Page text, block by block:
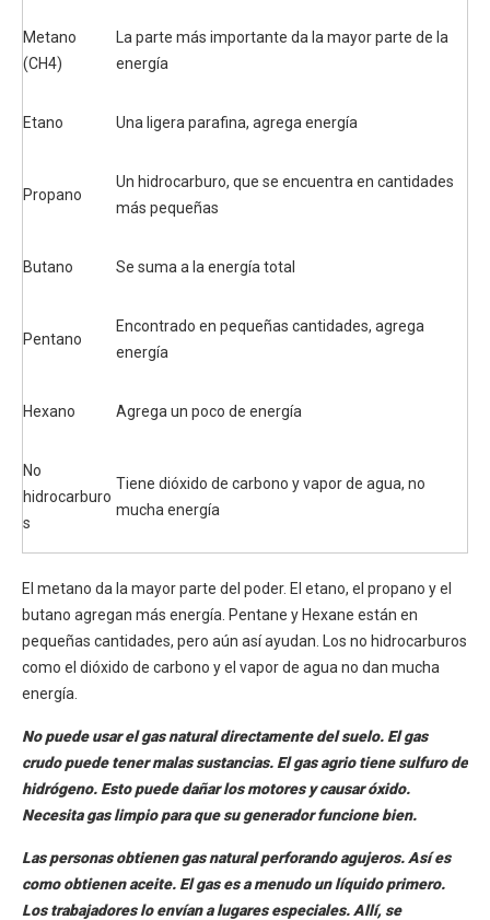
Metano
(CH4)
La parte más importante da la mayor parte de la
energía
Etano Una ligera parafina, agrega energía
Propano
Un hidrocarburo, que se encuentra en cantidades
más pequeñas
Butano Se suma a la energía total
Pentano
Encontrado en pequeñas cantidades, agrega
energía
Hexano Agrega un poco de energía
No
hidrocarburo
s
Tiene dióxido de carbono y vapor de agua, no
mucha energía
El metano da la mayor parte del poder. El etano, el propano y el
butano agregan más energía. Pentane y Hexane están en
pequeñas cantidades, pero aún así ayudan. Los no hidrocarburos
como el dióxido de carbono y el vapor de agua no dan mucha
energía.
No puede usar el gas natural directamente del suelo. El gas
crudo puede tener malas sustancias. El gas agrio tiene sulfuro de
hidrógeno. Esto puede dañar los motores y causar óxido.
Necesita gas limpio para que su generador funcione bien.
Las personas obtienen gas natural perforando agujeros. Así es
como obtienen aceite. El gas es a menudo un líquido primero.
Los trabajadores lo envían a lugares especiales. Allí, se